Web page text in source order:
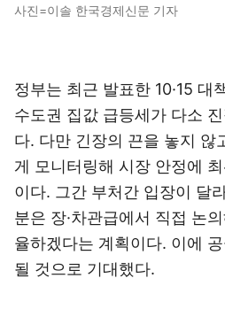
사진=이솔 한국경제신문 기자
정부는 최근 발표한 10·15 대
수도권 집값 급등세가 다소
다. 다만 긴장의 끈을 놓지 않
게 모니터링해 시장 안정에
이다. 그간 부처간 입장이 달
분은 장·차관급에서 직접 논
율하겠다는 계획이다. 이에
될 것으로 기대했다.